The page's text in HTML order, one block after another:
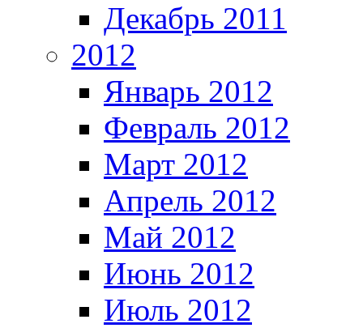
Декабрь 2011
2012
Январь 2012
Февраль 2012
Март 2012
Апрель 2012
Май 2012
Июнь 2012
Июль 2012